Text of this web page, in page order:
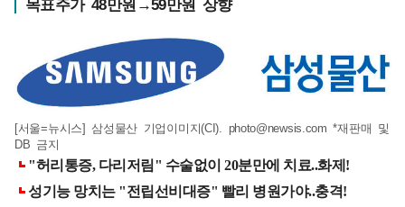
목표주가 48만원→59만원 상향
[서울=뉴시스] 삼성물산 기업이미지(CI). photo@newsis.com *재판매 및
DB 금지